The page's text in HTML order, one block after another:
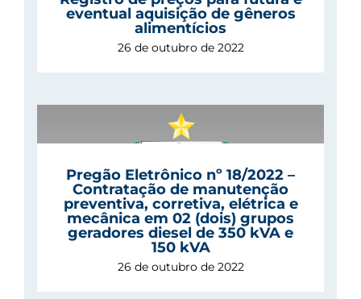
eventual aquisição de gêneros
alimentícios
26 de outubro de 2022
Pregão Eletrônico nº 18/2022 –
Contratação de manutenção
preventiva, corretiva, elétrica e
mecânica em 02 (dois) grupos
geradores diesel de 350 kVA e
150 kVA
26 de outubro de 2022